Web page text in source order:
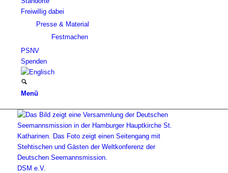
Freiwillig dabei
Presse & Material
Festmachen
PSNV
Spenden
Menü
DSM e.V.